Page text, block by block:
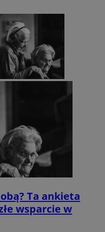
Ta ankieta
wsparcie w